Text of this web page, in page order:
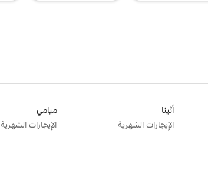
أثينا
الإيجارات الشهرية
ميامي
الإيجارات الشهرية